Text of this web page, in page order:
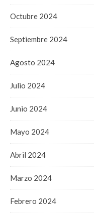
Octubre 2024
Septiembre 2024
Agosto 2024
Julio 2024
Junio 2024
Mayo 2024
Abril 2024
Marzo 2024
Febrero 2024